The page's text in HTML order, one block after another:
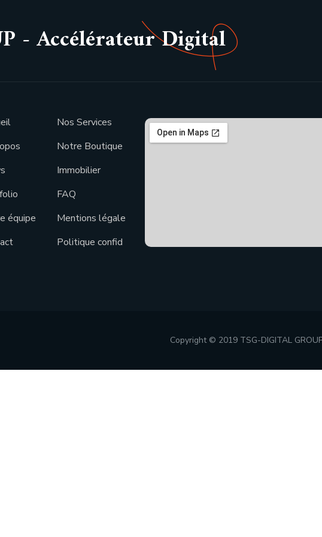
- Accélérateur Digital
équipe
Nos Services
Notre Boutique
Immobilier
FAQ
Mentions légale
Politique confid
Copyright © 2019 TSG-DIGITAL